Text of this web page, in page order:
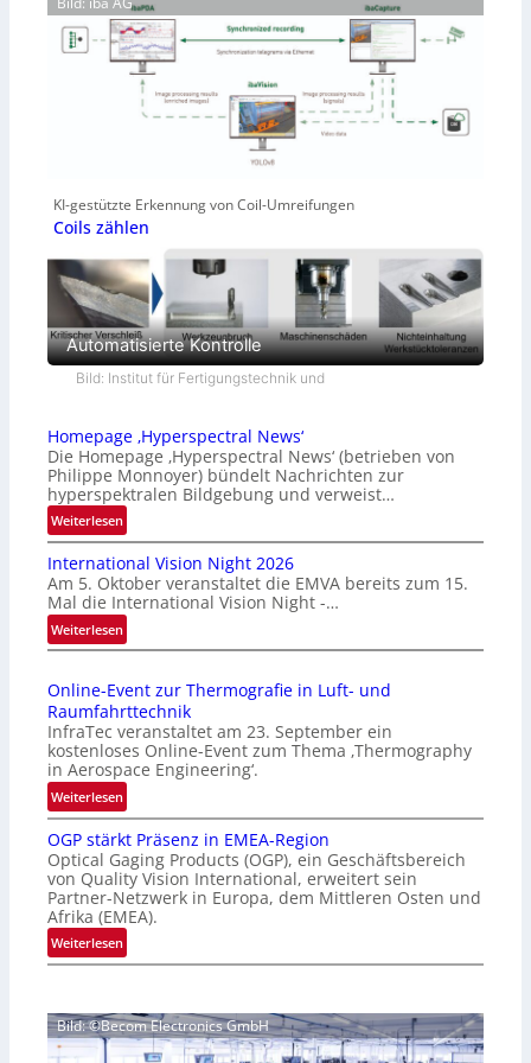
KI-gestützte Erkennung von Coil-Umreifungen
Coils zählen
Automatisierte Kontrolle
Bild: Institut für Fertigungstechnik und
Homepage ‚Hyperspectral News‘
Die Homepage ‚Hyperspectral News‘ (betrieben von
Philippe Monnoyer) bündelt Nachrichten zur
hyperspektralen Bildgebung und verweist…
Weiterlesen:
H
o
m
e
p
a
e
‚
H
y
p
e
r
s
p
e
c
t
r
l
N
International Vision Night 2026
Am 5. Oktober veranstaltet die EMVA bereits zum 15.
Mal die International Vision Night -…
Weiterlesen:
I
t
e
r
n
a
t
o
n
a
l
V
i
i
o
Online-Event zur Thermografie in Luft- und
Raumfahrttechnik
InfraTec veranstaltet am 23. September ein
kostenloses Online-Event zum Thema ‚Thermography
in Aerospace Engineering‘.
Weiterlesen:
O
n
l
i
n
e
-
e
n
OGP stärkt Präsenz in EMEA-Region
Optical Gaging Products (OGP), ein Geschäftsbereich
von Quality Vision International, erweitert sein
Partner-Netzwerk in Europa, dem Mittleren Osten und
Afrika (EMEA).
Weiterlesen:
O
P
s
Bild: ©Becom Electronics GmbH